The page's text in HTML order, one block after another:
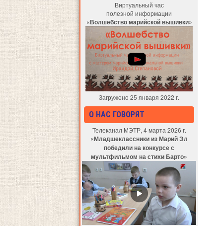
Виртуальный час
полезной информации
«Волшебство марийской вышивки»
Загружено 25 января 2022 г.
О НАС ГОВОРЯТ
Телеканал МЭТР, 4 марта 2026 г.
«Младшеклассники из Марий Эл
победили на конкурсе с
мультфильмом на стихи Барто»